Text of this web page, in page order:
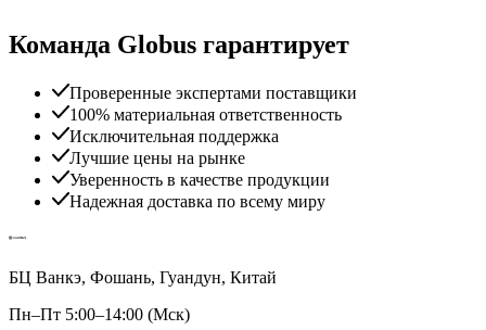
Команда Globus гарантирует
Проверенные экспертами поставщики
100% материальная ответственность
Исключительная поддержка
Лучшие цены на рынке
Уверенность в качестве продукции
Надежная доставка по всему миру
БЦ Ванкэ, Фошань, Гуандун, Китай
Пн–Пт 5:00–14:00 (Мск)